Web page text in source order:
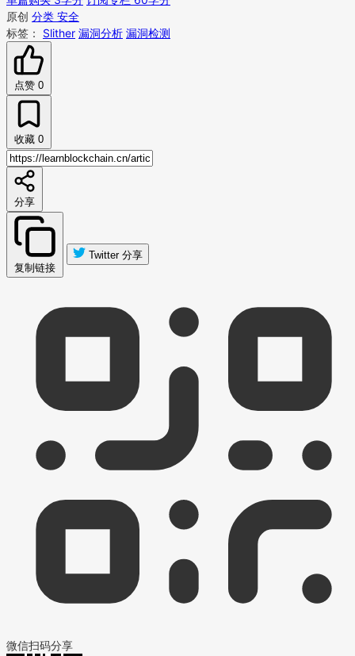
原创 分类 安全
标签：
Slither 漏洞分析 漏洞检测
点赞 0
收藏 0
分享
复制链接
Twitter 分享
微信扫码分享